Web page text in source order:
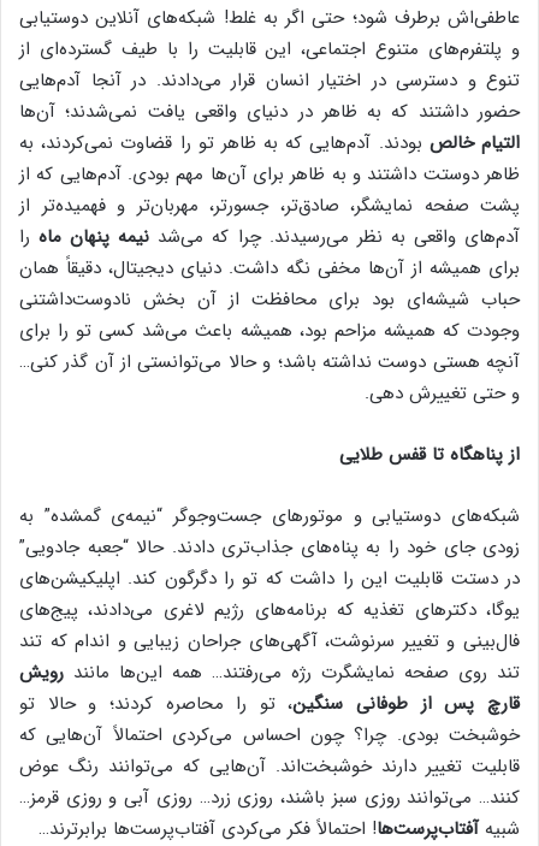
عاطفی‌اش برطرف شود؛ حتی اگر به غلط! شبکه‌های آنلاین دوستیابی
و پلتفرم‌های متنوع اجتماعی، این قابلیت را با طیف گسترده‌ای از
تنوع و دسترسی در اختیار انسان قرار می‌دادند. در آنجا آدم‌هایی
حضور داشتند که به ظاهر در دنیای واقعی یافت نمی‌شدند؛ آن‌ها
التیام خالص بودند. آدم‌هایی که به ظاهر تو را قضاوت نمی‌کردند، به
ظاهر دوستت داشتند و به ظاهر برای آن‌ها مهم بودی. آدم‌هایی که از
پشت صفحه نمایشگر، صادق‌تر، جسورتر، مهربان‌تر و فهمیده‌تر از
آدم‌های واقعی به نظر می‌رسیدند. چرا که می‌شد نیمه پنهان ماهرا
برای همیشه از آن‌ها مخفی نگه داشت. دنیای دیجیتال، دقیقاً همان
حباب شیشه‌ای بود برای محافظت از آن بخش نادوست‌داشتنی
وجودت که همیشه مزاحم بود، همیشه باعث می‌شد کسی تو را برای
آنچه هستی دوست نداشته باشد؛ و حالا می‌توانستی از آن گذر کنی…
و حتی تغییرش دهی.
از پناهگاه تا قفس طلایی
شبکه‌های دوستیابی و موتورهای جست‌وجوگر “نیمه‌ی گمشده” به
زودی جای خود را به پناه‌های جذاب‌تری دادند. حالا “جعبه جادویی”
در دستت قابلیت این را داشت که تو را دگرگون کند. اپلیکیشن‌های
یوگا، دکترهای تغذیه که برنامه‌های رژیم لاغری می‌دادند، پیج‌های
فال‌بینی و تغییر سرنوشت، آگهی‌های جراحان زیبایی و اندام که تند
تند روی صفحه نمایشگرت رژه می‌رفتند… همه این‌ها مانند رویش
قارچ پس از طوفانی سنگین، تو را محاصره کردند؛ و حالا تو
خوشبخت بودی. چرا؟ چون احساس می‌کردی احتمالاً آن‌هایی که
قابلیت تغییر دارند خوشبخت‌اند. آن‌هایی که می‌توانند رنگ عوض
کنند… می‌توانند روزی سبز باشند، روزی زرد… روزی آبی و روزی قرمز…
شبیهآفتاب‌پرست‌ها! احتمالاً فکر می‌کردی آفتاب‌پرست‌ها برابرترند…